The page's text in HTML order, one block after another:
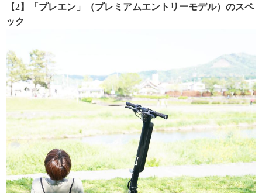
【2】「プレエン」（プレミアムエントリーモデル）のスペ
ック